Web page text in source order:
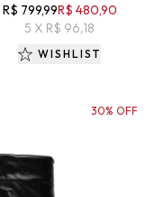
R$ 799,99R$ 480,90
5 X R$ 96,18
WISHLIST
30% OFF